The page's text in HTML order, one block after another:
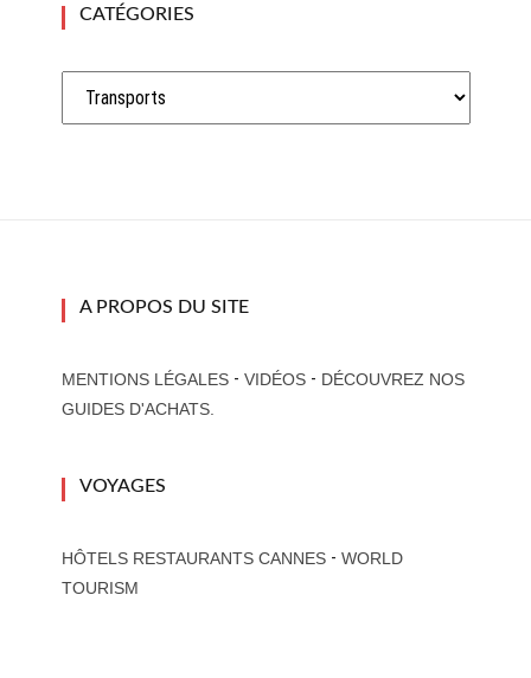
CATÉGORIES
A PROPOS DU SITE
MENTIONS LÉGALES- VIDÉOS- DÉCOUVREZ NOS
GUIDES D'ACHATS.
VOYAGES
HÔTELS RESTAURANTS CANNES- WORLD
TOURISM